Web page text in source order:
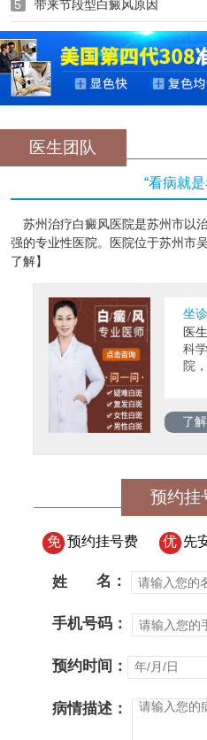
5 带来节段型白癜风原因
医生团队
“看病就
苏州治疗白癜风医院是苏州市以
强的专业性医院。医院位于苏州市
了解】
坐
医
科
院
了
预约挂
免 预约挂号费 优 先
姓 名：
手机号码：
预约时间：
病情描述：